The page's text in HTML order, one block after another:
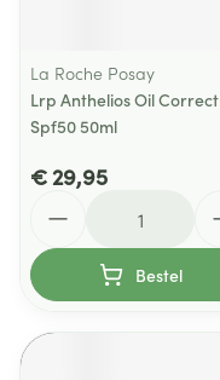
La Roche Posay
Lrp Anthelios Oil Correct
Spf50 50ml
€ 29,95
Bestel